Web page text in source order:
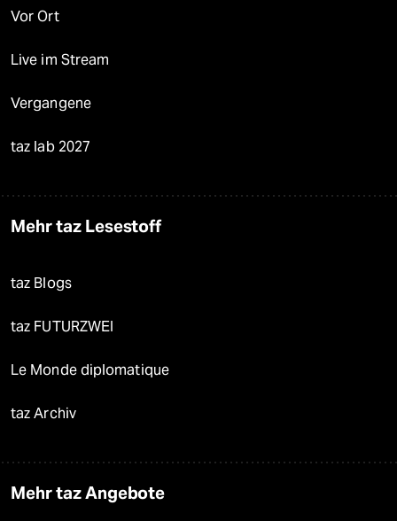
Vor Ort
Live im Stream
Vergangene
taz lab 2027
Mehr taz Lesestoff
taz Blogs
taz FUTURZWEI
Le Monde diplomatique
taz Archiv
Mehr taz Angebote